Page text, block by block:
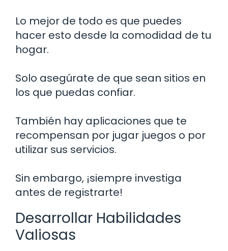
Lo mejor de todo es que puedes
hacer esto desde la comodidad de tu
hogar.
Solo asegúrate de que sean sitios en
los que puedas confiar.
También hay aplicaciones que te
recompensan por jugar juegos o por
utilizar sus servicios.
Sin embargo, ¡siempre investiga
antes de registrarte!
Desarrollar Habilidades
Valiosas